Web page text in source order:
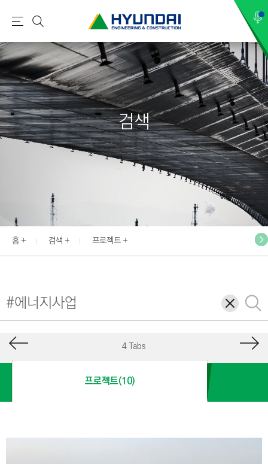
현
건
설
(
H
Y
U
N
E
N
I
N
O
메
뉴
검
색
검색
홈 검색 프로젝트
삭
제
검
색
4 Tabs
프로젝트(10)